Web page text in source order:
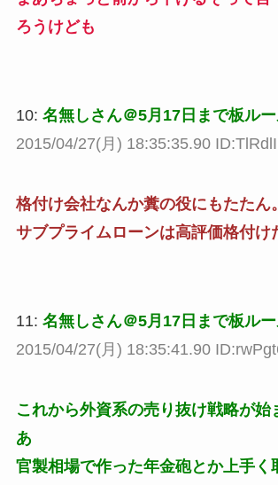
ろうけども
10: 名無しさん＠5月17日まで板ル
2015/04/27(月) 18:35:35.90
格付け会社なんか糞の役にもたたん。
サブプライムローンは高評価格付け
11: 名無しさん＠5月17日まで板ル
2015/04/27(月) 18:35:41.90
これから外資系の売り抜け戦略が始
あ
官製相場で作った年金砲とか上手く